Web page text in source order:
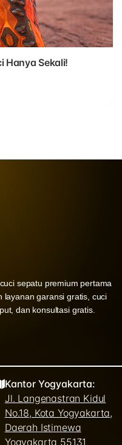
Hanya Sekali!
sepatu premium pertama
layanan garansi gratis, cuci
dan konsultasi gratis.
Kantor Yogyakarta:
Jl. Langenastran Kidul
No.18, Kota Yogyakarta,
Daerah Istimewa
Yogyakarta 55131